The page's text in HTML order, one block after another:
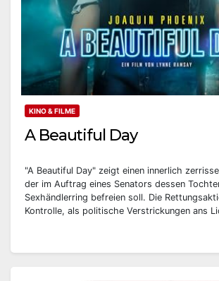
KINO & FILME
A Beautiful Day
"A Beautiful Day" zeigt einen innerlich
der im Auftrag eines Senators dessen
Sexhändlerring befreien soll. Die
Kontrolle, als politische Verstrickungen ans